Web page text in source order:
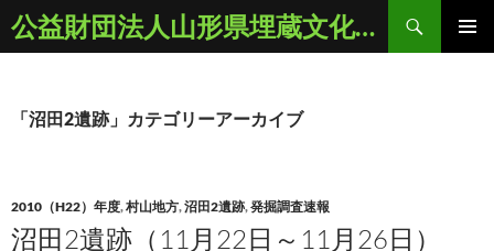
ン
ッ
公益財団法人山形県埋蔵文化財センター
検
索
「沼田2遺跡」カテゴリーアーカイブ
2010（H22）年度,村山地方,沼田2遺跡,発掘調査速報
沼田2遺跡（11月22日～11月26日）